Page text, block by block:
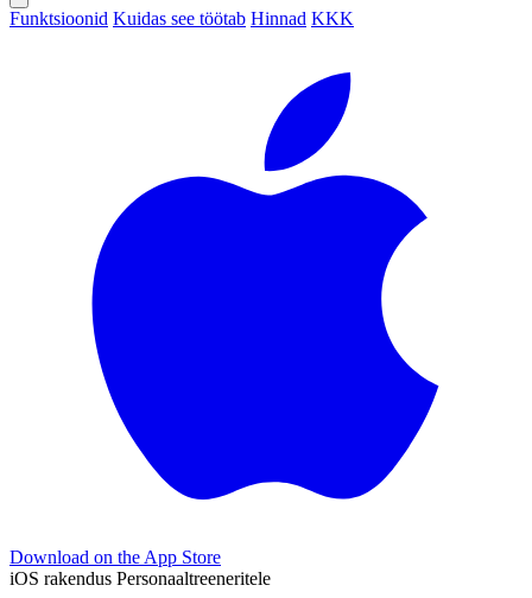
Funktsioonid Kuidas see töötab Hinnad KKK
Download on the App Store
iOS rakendus Personaaltreeneritele